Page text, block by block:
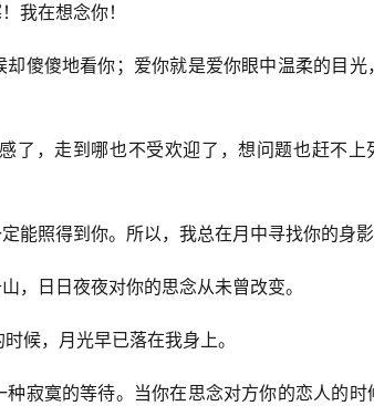
我在想念你！
傻傻地看你；爱你就是爱你眼中温柔的目光
了，走到哪也不受欢迎了，想问题也赶不上
能照得到你。所以，我总在月中寻找你的身影
，日日夜夜对你的思念从未曾改变。
候，月光早已落在我身上。
寂寞的等待。当你在思念对方你的恋人的时